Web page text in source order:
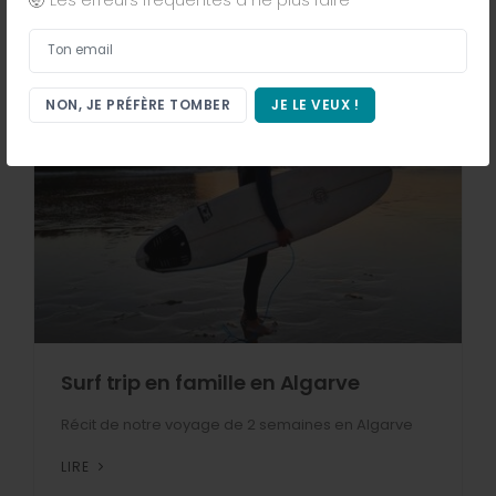
NON, JE PRÉFÈRE TOMBER JE LE VEUX !
Surf trip en famille en Algarve
Récit de notre voyage de 2 semaines en Algarve
LIRE